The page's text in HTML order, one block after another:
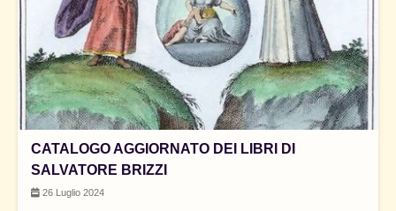
CATALOGO AGGIORNATO DEI LIBRI DI
SALVATORE BRIZZI
26 Luglio 2024